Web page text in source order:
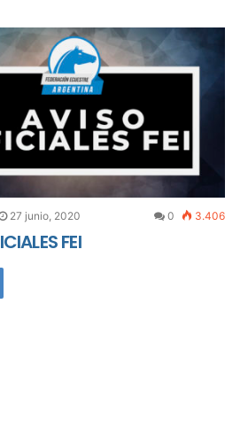
27 junio, 2020 0 3.406
FEI